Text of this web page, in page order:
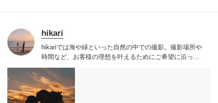
ィルス感染で
合、1年以内の延期を前提として、キャンセル料金は無料
とさせて頂きます。 催行されなかった場合はキャンセル
料金を請求させて頂きます。 ＊＊特記事項＊＊フォトグ
ラファーの急な体調変化や人災・天災・テロ・デモ等の
不可抗力なトラブルにより撮影が不可能となった場合。
撮影金額の100%を限度にお返しさせて頂きます。
その場合は誠意を持って可能な限り別フォトグラファー
hikari
hikariでは海や緑といった自然の中での撮影。 撮影場所や
時間など、お客様の理想を叶えるためにご希望に沿った
撮影をこころがけております。
本全国。海外。どこへでも。